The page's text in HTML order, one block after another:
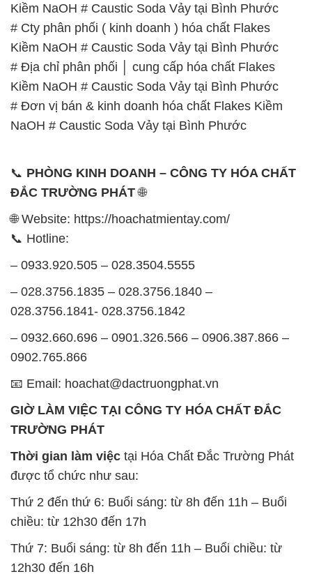
Kiềm NaOH # Caustic Soda Vảy tại Bình Phước
# Cty phân phối ( kinh doanh ) hóa chất Flakes
Kiềm NaOH # Caustic Soda Vảy tại Bình Phước
# Địa chỉ phân phối │ cung cấp hóa chất Flakes
Kiềm NaOH # Caustic Soda Vảy tại Bình Phước
# Đơn vị bán & kinh doanh hóa chất Flakes Kiềm
NaOH # Caustic Soda Vảy tại Bình Phước
📞 PHÒNG KINH DOANH – CÔNG TY HÓA CHẤT
ĐẮC TRƯỜNG PHÁT🌐
🌐 Website: https://hoachatmientay.com/
📞 Hotline:
– 0933.920.505 – 028.3504.5555
– 028.3756.1835 – 028.3756.1840 –
028.3756.1841- 028.3756.1842
– 0932.660.696 – 0901.326.566 – 0906.387.866 –
0902.765.866
📧 Email: hoachat@dactruongphat.vn
GIỜ LÀM VIỆC TẠI CÔNG TY HÓA CHẤT ĐẮC
TRƯỜNG PHÁT
Thời gian làm việc tại Hóa Chất Đắc Trường Phát
được tổ chức như sau:
Thứ 2 đến thứ 6: Buổi sáng: từ 8h đến 11h – Buổi
chiều: từ 12h30 đến 17h
Thứ 7: Buổi sáng: từ 8h đến 11h – Buổi chiều: từ
12h30 đến 16h